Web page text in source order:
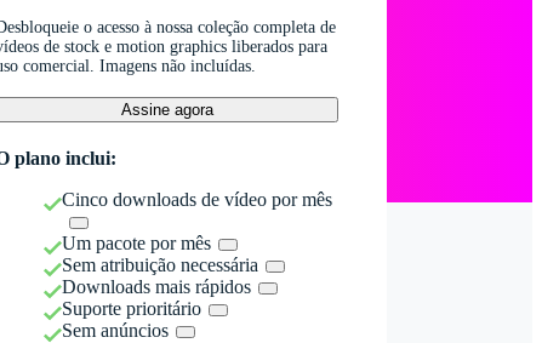
o acesso à nossa coleção completa de
de stock e motion graphics liberados para
comercial. Imagens não incluídas.
Assine agora
plano inclui:
Cinco downloads de vídeo por mês
Um pacote por mês
Sem atribuição necessária
Downloads mais rápidos
Suporte prioritário
Sem anúncios